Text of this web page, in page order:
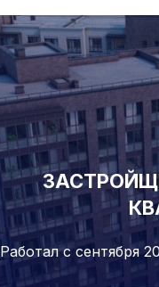
Работал с сентября